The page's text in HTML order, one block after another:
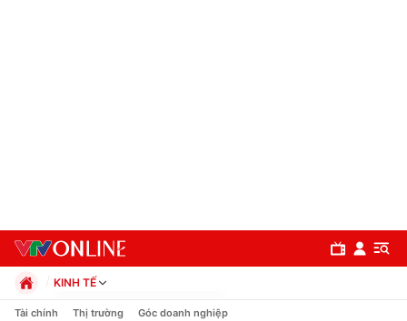
KINH TẾ
Chính trị
Tài chính Thị trường Góc doanh nghiệp